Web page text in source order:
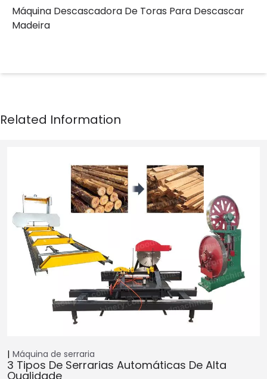
Máquina Descascadora De Toras Para Descascar
Madeira
Máquina de serraria
3 Tipos De Serrarias Automáticas De Alta
Qualidade